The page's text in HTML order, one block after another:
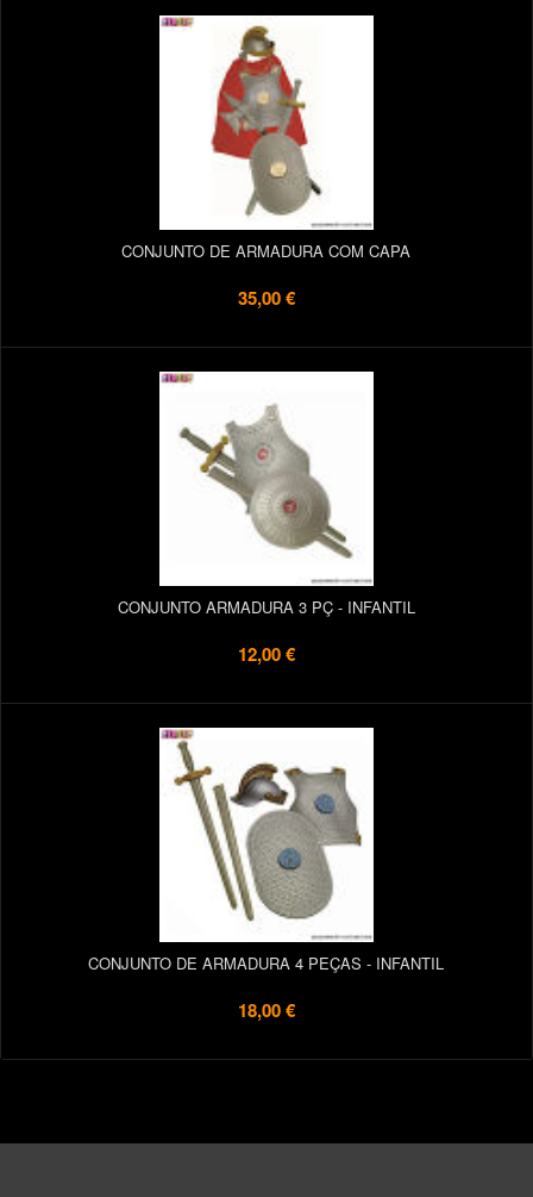
CONJUNTO DE ARMADURA COM CAPA
35,00 €
CONJUNTO ARMADURA 3 PÇ - INFANTIL
12,00 €
CONJUNTO DE ARMADURA 4 PEÇAS - INFANTIL
18,00 €